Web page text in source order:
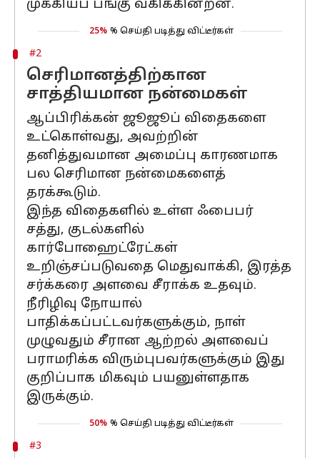
முக்கியப் பங்கு வகிக்கின்றன.
25% % செய்தி படித்து விட்டீர்கள்
#2
செரிமானத்திற்கான
சாத்தியமான நன்மைகள்
ஆப்பிரிக்கன் ஜூஜூப் விதைகளை
உட்கொள்வது, அவற்றின்
தனித்துவமான அமைப்பு காரணமாக
பல செரிமான நன்மைகளைத்
தரக்கூடும்.
இந்த விதைகளில் உள்ள ஃபைபர்
சத்து, குடல்களில்
கார்போஹைட்ரேட்கள்
உறிஞ்சப்படுவதை மெதுவாக்கி, இரத்த
சர்க்கரை அளவை சீராக்க உதவும்.
நீரிழிவு நோயால்
பாதிக்கப்பட்டவர்களுக்கும், நாள்
முழுவதும் சீரான ஆற்றல் அளவைப்
பராமரிக்க விரும்புபவர்களுக்கும் இது
குறிப்பாக மிகவும் பயனுள்ளதாக
இருக்கும்.
50% % செய்தி படித்து விட்டீர்கள்
#3